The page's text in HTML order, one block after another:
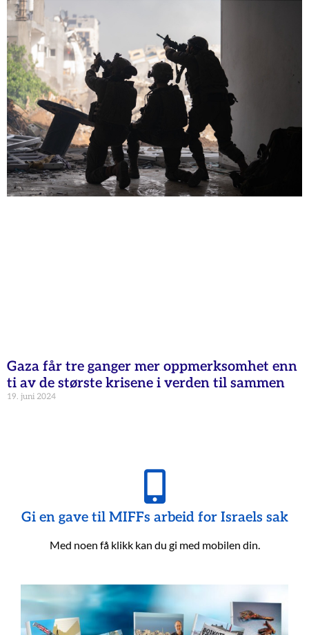
Gaza får tre ganger mer oppmerksomhet enn
ti av de største krisene i verden til sammen
19. juni 2024
Gi en gave til MIFFs arbeid for Israels sak
Med noen få klikk kan du gi med mobilen din.